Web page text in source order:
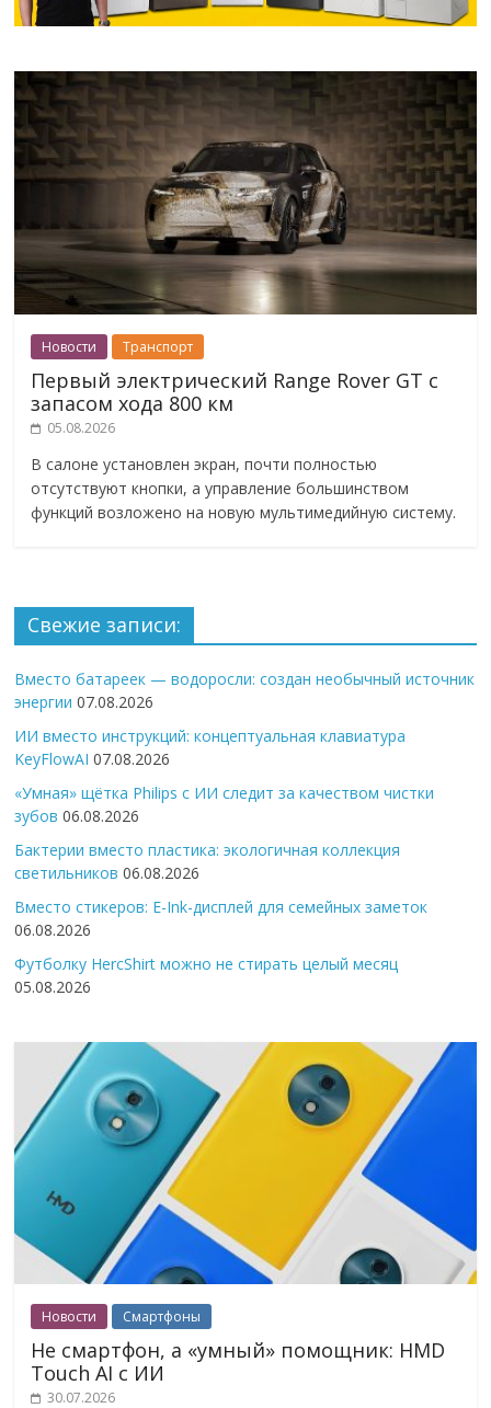
Новости Транспорт
Первый электрический Range Rover GT с
запасом хода 800 км
05.08.2026
В салоне установлен экран, почти полностью
отсутствуют кнопки, а управление большинством
функций возложено на новую мультимедийную систему.
Свежие записи:
Вместо батареек — водоросли: создан необычный источник
энергии 07.08.2026
ИИ вместо инструкций: концептуальная клавиатура
KeyFlowAI 07.08.2026
«Умная» щётка Philips с ИИ следит за качеством чистки
зубов 06.08.2026
Бактерии вместо пластика: экологичная коллекция
светильников 06.08.2026
Вместо стикеров: E-Ink-дисплей для семейных заметок
06.08.2026
Футболку HercShirt можно не стирать целый месяц
05.08.2026
Новости Смартфоны
Не смартфон, а «умный» помощник: HMD
Touch AI с ИИ
30.07.2026